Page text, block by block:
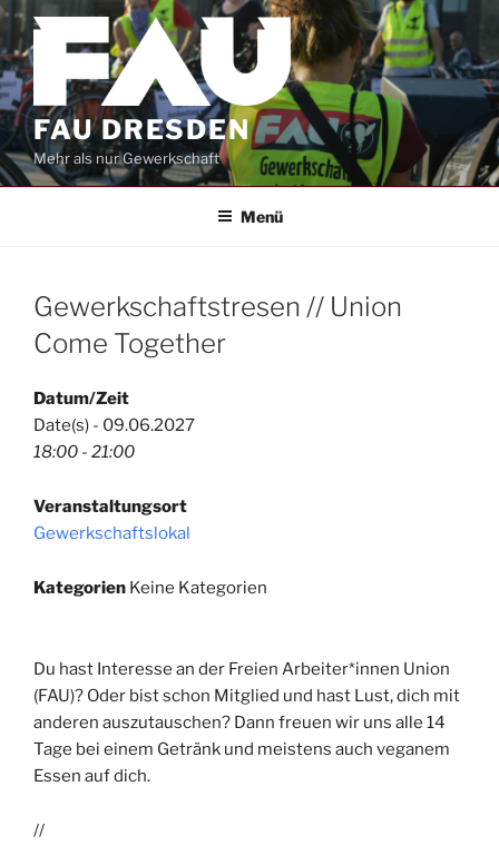
Zum
Inhalt
springen
FAU DRESDEN
Mehr als nur Gewerkschaft
Menü
Gewerkschaftstresen // Union
Come Together
Datum/Zeit
Date(s) - 09.06.2027
18:00 - 21:00
Veranstaltungsort
Gewerkschaftslokal
Kategorien Keine Kategorien
Du hast Interesse an der Freien Arbeiter*innen Union
(FAU)? Oder bist schon Mitglied und hast Lust, dich mit
anderen auszutauschen? Dann freuen wir uns alle 14
Tage bei einem Getränk und meistens auch veganem
Essen auf dich.
//